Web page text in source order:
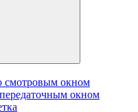
смотровым окном
окном